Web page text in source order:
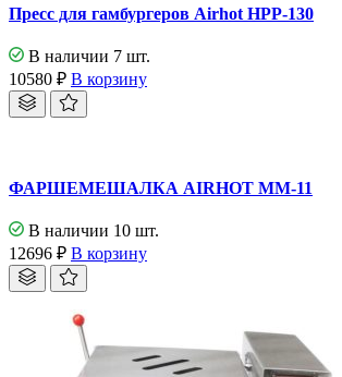
Пресс для гамбургеров Airhot HPP-130
В наличии 7 шт.
10580 ₽ В корзину
ФАРШЕМЕШАЛКА AIRHOT MM-11
В наличии 10 шт.
12696 ₽ В корзину